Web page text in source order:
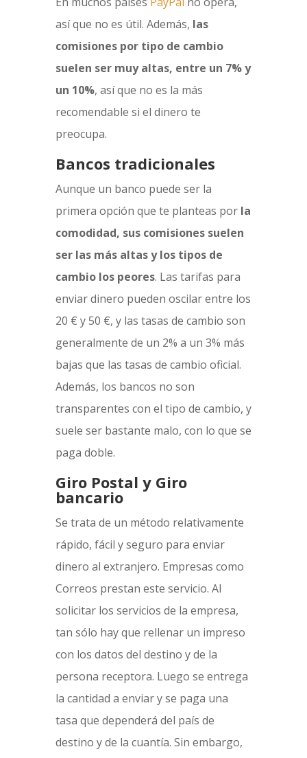
así que no es útil. Además, las
comisiones por tipo de cambio
suelen ser muy altas, entre un 7% y
un 10%, así que no es la más
recomendable si el dinero te
preocupa.
Bancos tradicionales
Aunque un banco puede ser la
primera opción que te planteas por la
comodidad, sus comisiones suelen
ser las más altas y los tipos de
cambio los peores. Las tarifas para
enviar dinero pueden oscilar entre los
20 € y 50 €, y las tasas de cambio son
generalmente de un 2% a un 3% más
bajas que las tasas de cambio oficial.
Además, los bancos no son
transparentes con el tipo de cambio, y
suele ser bastante malo, con lo que se
paga doble.
Giro Postal y Giro
bancario
Se trata de un método relativamente
rápido, fácil y seguro para enviar
dinero al extranjero. Empresas como
Correos prestan este servicio. Al
solicitar los servicios de la empresa,
tan sólo hay que rellenar un impreso
con los datos del destino y de la
persona receptora. Luego se entrega
la cantidad a enviar y se paga una
tasa que dependerá del país de
destino y de la cuantía. Sin embargo,